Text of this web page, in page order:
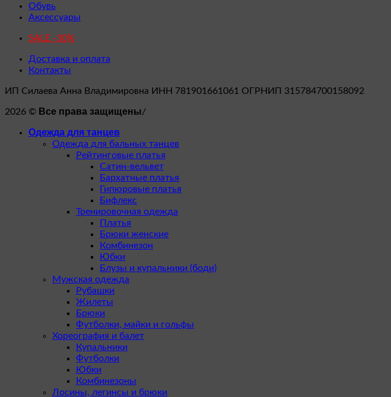
странице
товара.
Обувь
Аксессуары
SALE -30%
Доставка и оплата
Контакты
ИП Силаева Анна Владимировна ИНН 781901661061 ОГРНИП 315784700158092
2026 © Все права защищены/
Одежда для танцев
Одежда для бальных танцев
Рейтинговые платья
Сатин-вельвет
Бархатные платья
Гипюровые платья
Бифлекс
Тренировочная одежда
Платья
Брюки женские
Комбинезон
Юбки
Блузы и купальники (боди)
Мужская одежда
Рубашки
Жилеты
Брюки
Футболки, майки и гольфы
Хореография и балет
Купальники
Футболки
Юбки
Комбинезоны
Лосины, легинсы и брюки